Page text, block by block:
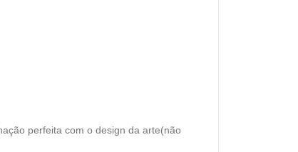
perfeita com o design da arte(não